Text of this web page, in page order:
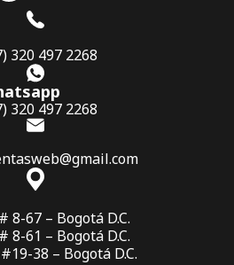
320 497 2268
320 497 2268
8-67 – Bogotá D.C.
8-61 – Bogotá D.C.
38 – Bogotá D.C.